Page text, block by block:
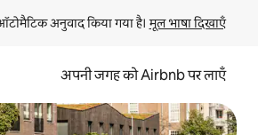
अनुवाद किया गया है। मूल भाषा दिखाएँ
अपनी जगह को Airbnb पर लाएँ